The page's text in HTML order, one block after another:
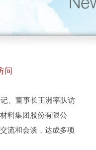
问
、董事长王洲率队访
料集团股份有限公
流和会谈，达成多项